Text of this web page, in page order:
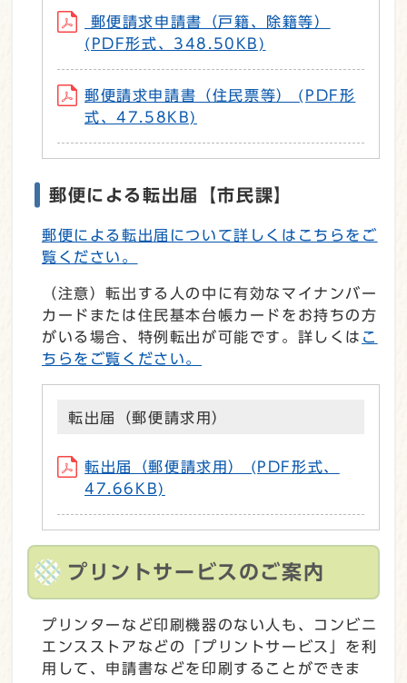
郵便請求申請書（戸籍、除籍等）
(PDF形式、348.50KB)
郵便請求申請書（住民票等） (PDF形
式、47.58KB)
郵便による転出届【市民課】
郵便による転出届について詳しくはこちらをご
覧ください。
（注意）転出する人の中に有効なマイナンバー
カードまたは住民基本台帳カードをお持ちの方
がいる場合、特例転出が可能です。詳しくは こ
ちらをご覧ください。
転出届（郵便請求用）
転出届（郵便請求用） (PDF形式、
47.66KB)
プリントサービスのご案内
プリンターなど印刷機器のない人も、コンビニ
エンスストアなどの「プリントサービス」を利
用して、申請書などを印刷することができま